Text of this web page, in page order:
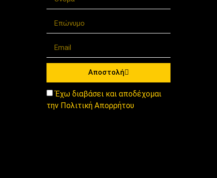
Έχω διαβάσει και αποδέχομαι
την Πολιτική Απορρήτου
Αποστολή